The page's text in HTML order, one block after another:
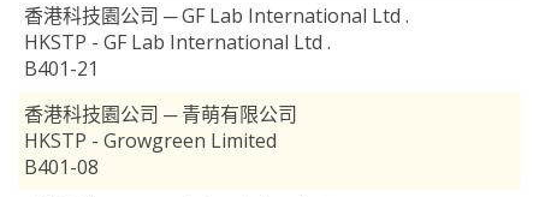
香港科技園公司 ─ GF Lab International Ltd .
HKSTP - GF Lab International Ltd .
B401-21
香港科技園公司 ─ 青萌有限公司
HKSTP - Growgreen Limited
B401-08